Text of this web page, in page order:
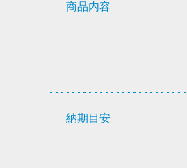
商品内容
納期目安